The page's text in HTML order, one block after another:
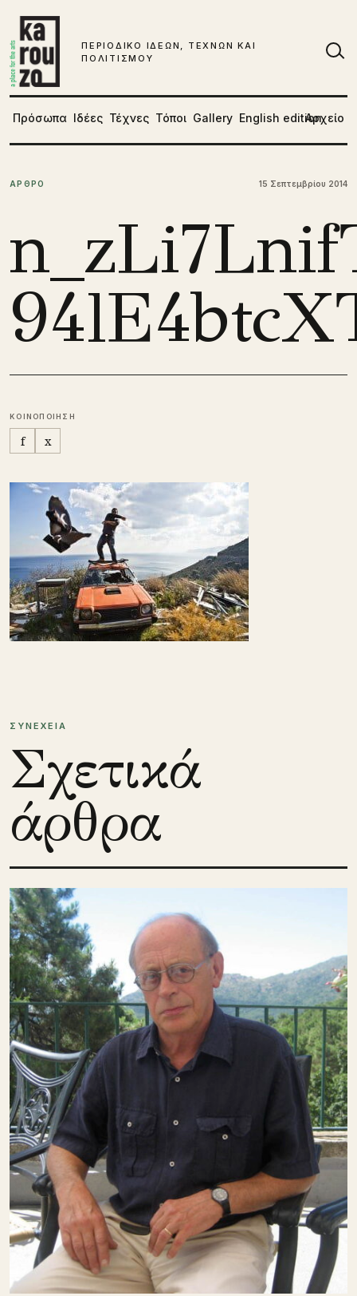
ΠΕΡΙΟΔΙΚΟ ΙΔΕΩΝ, ΤΕΧΝΩΝ ΚΑΙ
ΠΟΛΙΤΙΣΜΟΥ
Πρόσωπα Ιδέες Τέχνες Τόποι Gallery English editionΑρχείο
ΑΡΘΡΟ 15 Σεπτεμβρίου 2014
ΚΟΙΝΟΠΟΙΗΣΗ
f x
ΣΥΝΕΧΕΙΑ
Σχετικά
άρθρα